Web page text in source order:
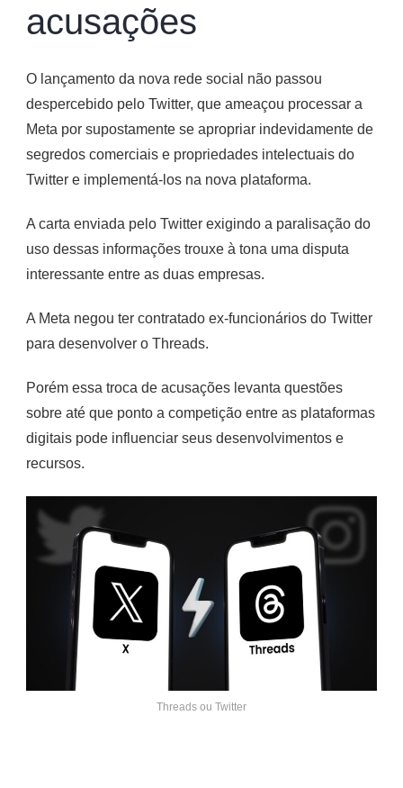
acusações
O lançamento da nova rede social não passou
despercebido pelo Twitter, que ameaçou processar a
Meta por supostamente se apropriar indevidamente de
segredos comerciais e propriedades intelectuais do
Twitter e implementá-los na nova plataforma.
A carta enviada pelo Twitter exigindo a paralisação do
uso dessas informações trouxe à tona uma disputa
interessante entre as duas empresas.
A Meta negou ter contratado ex-funcionários do Twitter
para desenvolver o Threads.
Porém essa troca de acusações levanta questões
sobre até que ponto a competição entre as plataformas
digitais pode influenciar seus desenvolvimentos e
recursos.
Threads ou Twitter